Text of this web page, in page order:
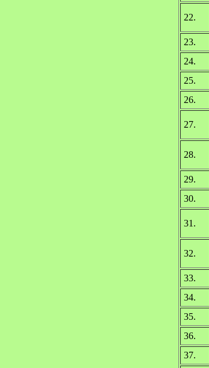
22.
23.
24.
25.
26.
27.
28.
29.
30.
31.
32.
33.
34.
35.
36.
37.